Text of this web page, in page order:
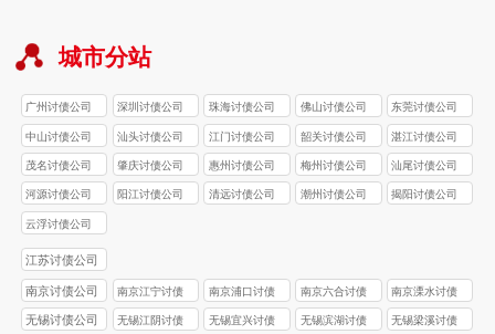
城市分站
广州讨债公司 深圳讨债公司 珠海讨债公司 佛山讨债公司 东莞讨债公司
中山讨债公司 汕头讨债公司 江门讨债公司 韶关讨债公司 湛江讨债公司
茂名讨债公司 肇庆讨债公司 惠州讨债公司 梅州讨债公司 汕尾讨债公司
河源讨债公司 阳江讨债公司 清远讨债公司 潮州讨债公司 揭阳讨债公司
云浮讨债公司
江苏讨债公司
南京讨债公司
南京江宁讨债
公司
南京浦口讨债
公司
南京六合讨债
公司
南京溧水讨债
公司
无锡讨债公司
无锡江阴讨债
无锡宜兴讨债
无锡滨湖讨债
无锡梁溪讨债